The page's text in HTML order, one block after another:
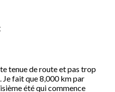
tenue de route et pas trop
Je fait que 8,000 km par
été qui commence